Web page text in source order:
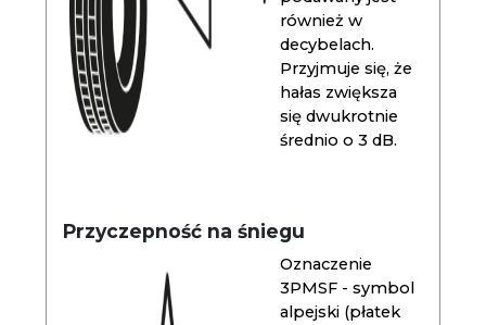
również w
decybelach.
Przyjmuje się, że
hałas zwiększa
się dwukrotnie
średnio o 3 dB.
Przyczepność na śniegu
Oznaczenie
3PMSF - symbol
alpejski (płatek